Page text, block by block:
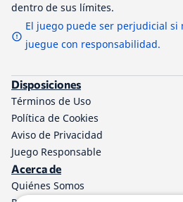
dentro de sus límites.
El juego puede ser perjudicial si
juegue con responsabilidad.
Disposiciones
Términos de Uso
Política de Cookies
Aviso de Privacidad
Juego Responsable
Acerca de
Quiénes Somos